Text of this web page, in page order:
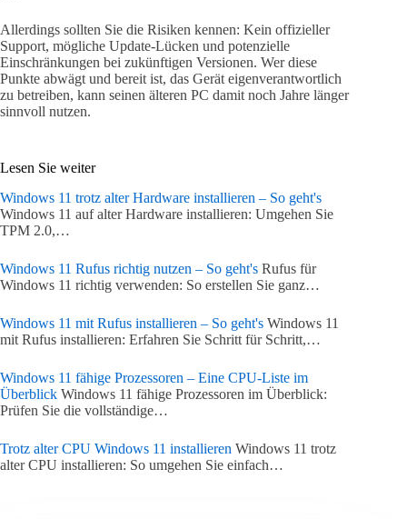
Allerdings sollten Sie die Risiken kennen: Kein offizieller
Support, mögliche Update-Lücken und potenzielle
Einschränkungen bei zukünftigen Versionen. Wer diese
Punkte abwägt und bereit ist, das Gerät eigenverantwortlich
zu betreiben, kann seinen älteren PC damit noch Jahre länger
sinnvoll nutzen.
Lesen Sie weiter
Windows 11 trotz alter Hardware installieren – So geht's
Windows 11 auf alter Hardware installieren: Umgehen Sie
TPM 2.0,…
Windows 11 Rufus richtig nutzen – So geht's Rufus für
Windows 11 richtig verwenden: So erstellen Sie ganz…
Windows 11 mit Rufus installieren – So geht's Windows 11
mit Rufus installieren: Erfahren Sie Schritt für Schritt,…
Windows 11 fähige Prozessoren – Eine CPU-Liste im
Überblick Windows 11 fähige Prozessoren im Überblick:
Prüfen Sie die vollständige…
Trotz alter CPU Windows 11 installieren Windows 11 trotz
alter CPU installieren: So umgehen Sie einfach…